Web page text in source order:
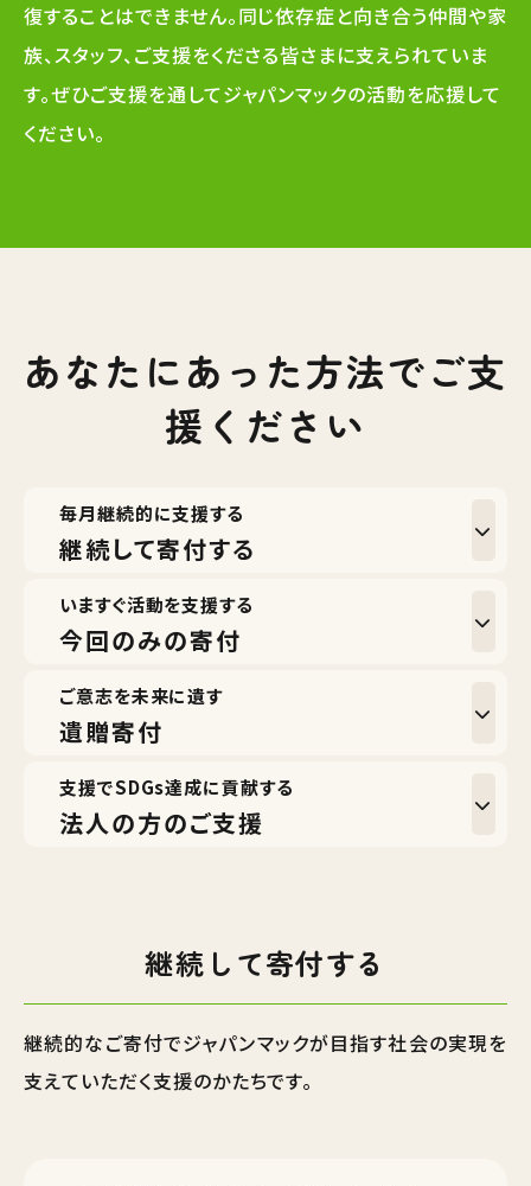
復することはできません。同じ依存症と向き合う仲間や家
族、スタッフ、ご支援をくださる皆さまに支えられていま
す。ぜひご支援を通してジャパンマックの活動を応援して
ください。
あなたにあった方法でご支
援ください
毎月継続的に支援する
継続して寄付する
いますぐ活動を支援する
今回のみの寄付
ご意志を未来に遺す
遺贈寄付
支援でSDGs達成に貢献する
法人の方のご支援
継続して寄付する
継続的なご寄付でジャパンマックが目指す社会の実現を
支えていただく支援のかたちです。